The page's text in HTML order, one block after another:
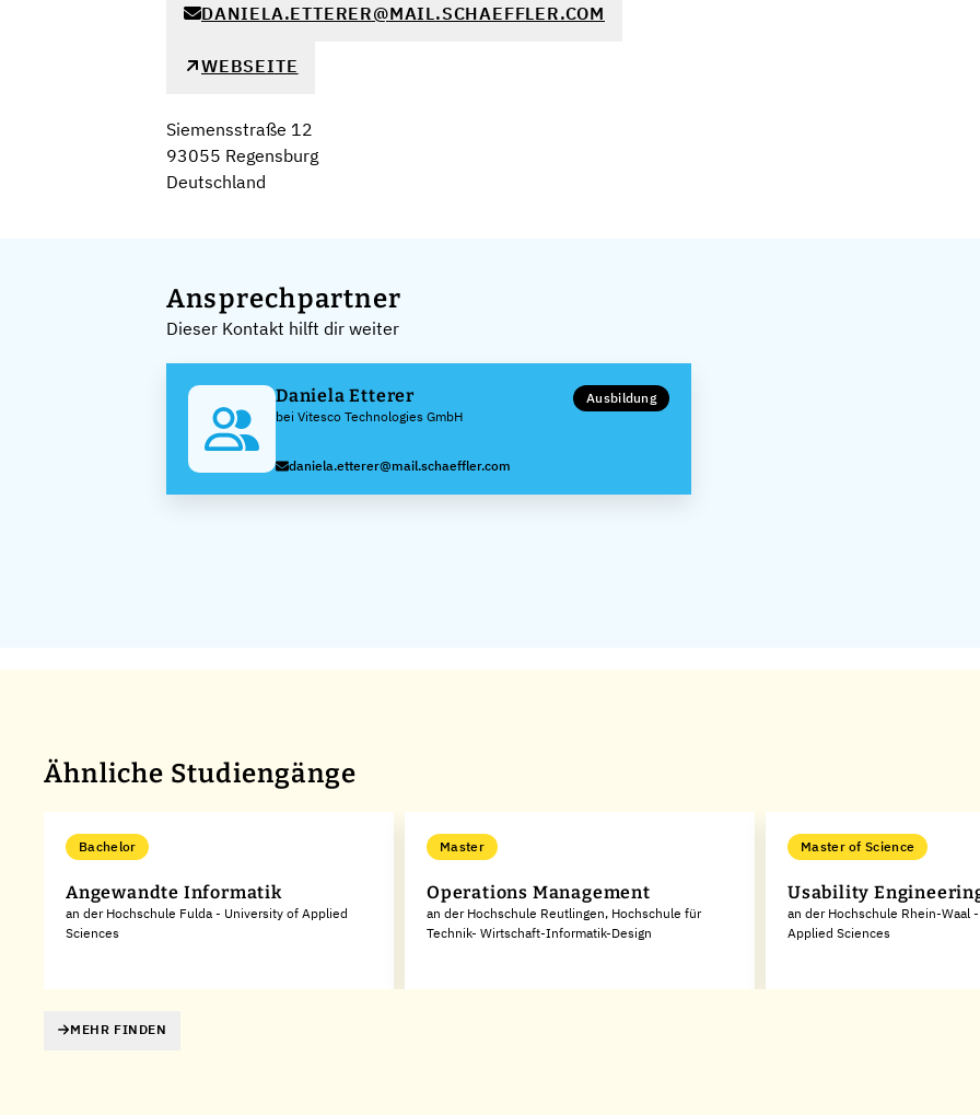
DANIELA.ETTERER@MAIL.SCHAEFFLER.COM
WEBSEITE
Siemensstraße 12
93055 Regensburg
Deutschland
Ansprechpartner
Dieser Kontakt hilft dir weiter
Daniela Etterer
bei Vitesco Technologies GmbH
Ausbildung
daniela.etterer@mail.schaeffler.com
Ähnliche Studiengänge
Bachelor
Angewandte Informatik
an der Hochschule Fulda - University of Applied
Sciences
Master
Operations Management
an der Hochschule Reutlingen, Hochschule für
Technik- Wirtschaft-Informatik-Design
Master of Science
Usability
an der Hochschule Rhein-Waal
Applied Sciences
MEHR FINDEN